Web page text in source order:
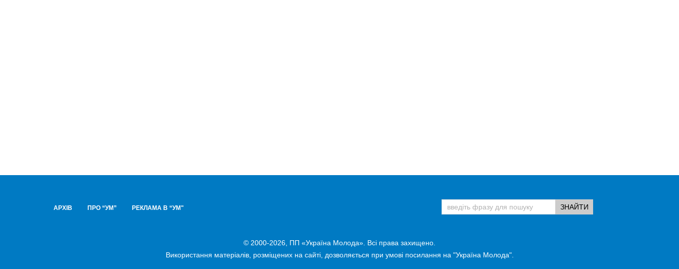
АРХІВ ПРО “УМ” РЕКЛАМА В “УМ"
© 2000-2026, ПП «Україна Молода». Всі права захищено.
Використання матеріалів, розміщених на сайті, дозволяється при умові посилання на "Україна Молода".